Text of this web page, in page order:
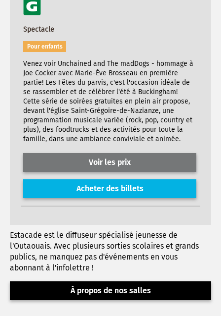
Spectacle
Pour enfants
Venez voir Unchained and The madDogs - hommage à
Joe Cocker avec Marie-Ève Brosseau en première
partie! Les Fêtes du parvis, c'est l'occasion idéale de
se rassembler et de célébrer l'été à Buckingham!
Cette série de soirées gratuites en plein air propose,
devant l'église Saint-Grégoire-de-Nazianze, une
programmation musicale variée (rock, pop, country et
plus), des foodtrucks et des activités pour toute la
famille, dans une ambiance conviviale et animée.
Voir les prix
Acheter des billets
Estacade est le diffuseur spécialisé jeunesse de
l'Outaouais. Avec plusieurs sorties scolaires et grands
publics, ne manquez pas d'événements en vous
abonnant à l'infolettre !
À propos de nos salles